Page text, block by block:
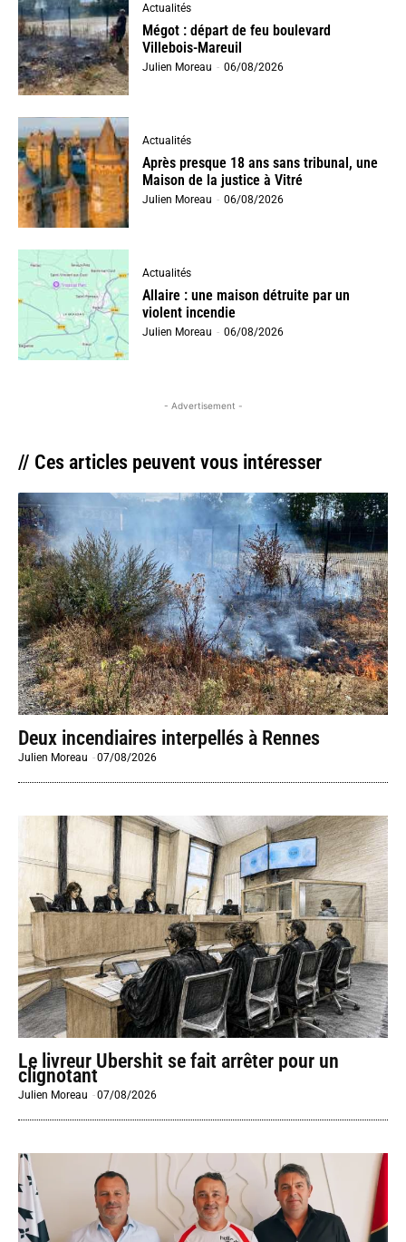
Actualités
Mégot : départ de feu boulevard
Villebois-Mareuil
Julien Moreau - 06/08/2026
Actualités
Après presque 18 ans sans tribunal, une
Maison de la justice à Vitré
Julien Moreau - 06/08/2026
Actualités
Allaire : une maison détruite par un
violent incendie
Julien Moreau - 06/08/2026
- Advertisement -
// Ces articles peuvent vous intéresser
Deux incendiaires interpellés à Rennes
Julien Moreau -07/08/2026
Le livreur Ubershit se fait arrêter pour un
clignotant
Julien Moreau -07/08/2026